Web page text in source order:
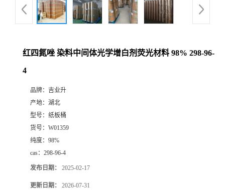
红四氮唑 染料中间体光学增白剂荧光材料 98% 298-96-
4
品牌： 吉业升
产地： 湖北
型号： 纸板桶
货号： W01359
纯度： 98%
cas： 298-96-4
发布日期： 2025-02-17
更新日期： 2026-07-31